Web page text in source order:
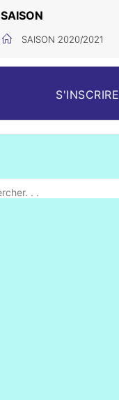
SAISON
SAISON 2020/2021
S'INSCRIRE